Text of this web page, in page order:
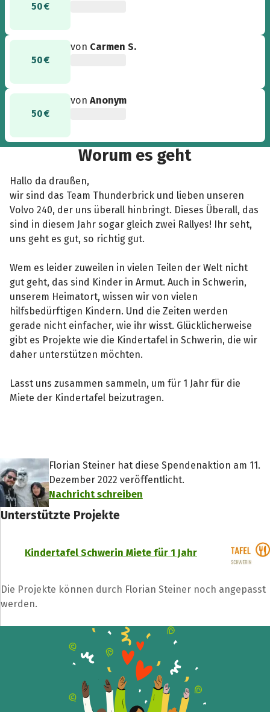
50 €
50 €
von Carmen S.
50 €
vonAnonym
Worum es geht
Hallo da draußen,
wir sind das Team Thunderbrick und lieben unseren
Volvo 240, der uns überall hinbringt. Dieses Überall, das
sind in diesem Jahr sogar gleich zwei Rallyes! Ihr seht,
uns geht es gut, so richtig gut.
Wem es leider zuweilen in vielen Teilen der Welt nicht
gut geht, das sind Kinder in Armut. Auch in Schwerin,
unserem Heimatort, wissen wir von vielen
hilfsbedürftigen Kindern. Und die Zeiten werden
gerade nicht einfacher, wie ihr wisst. Glücklicherweise
gibt es Projekte wie die Kindertafel in Schwerin, die wir
daher unterstützen möchten.
Lasst uns zusammen sammeln, um für 1 Jahr für die
Miete der Kindertafel beizutragen.
Florian Steiner hat diese Spendenaktion am 11.
Dezember 2022 veröffentlicht.
Nachricht schreiben
Unterstützte Projekte
Kindertafel Schwerin Miete für 1 Jahr
Die Projekte können durch Florian Steiner noch angepasst
werden.